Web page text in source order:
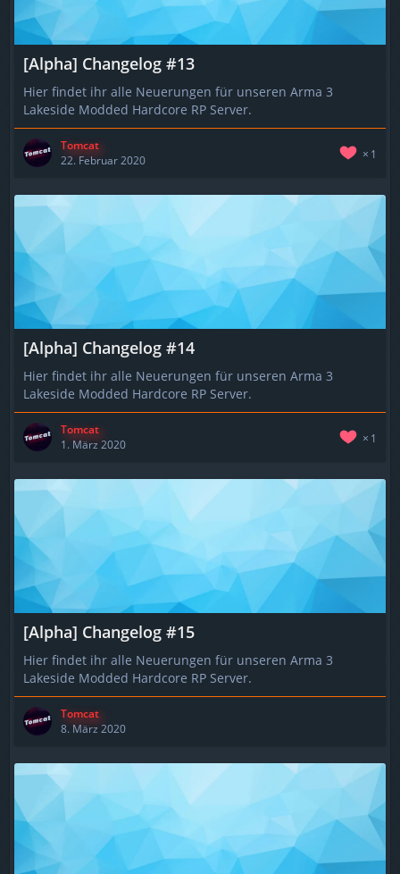
[Alpha] Changelog #13
Hier findet ihr alle Neuerungen für unseren Arma 3
Lakeside Modded Hardcore RP Server.
Tomcat
22. Februar 2020
1
[Alpha] Changelog #14
Hier findet ihr alle Neuerungen für unseren Arma 3
Lakeside Modded Hardcore RP Server.
Tomcat
1. März 2020
1
[Alpha] Changelog #15
Hier findet ihr alle Neuerungen für unseren Arma 3
Lakeside Modded Hardcore RP Server.
Tomcat
8. März 2020